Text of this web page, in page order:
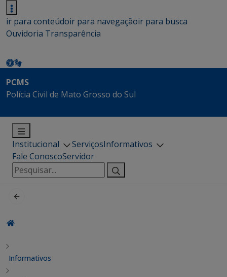
ir para conteúdoir para navegaçãoir para busca
Ouvidoria Transparência
PCMS
Polícia Civil de Mato Grosso do Sul
Institucional ServiçosInformativos
Fale ConoscoServidor
Pesquisar
por:
Informativos